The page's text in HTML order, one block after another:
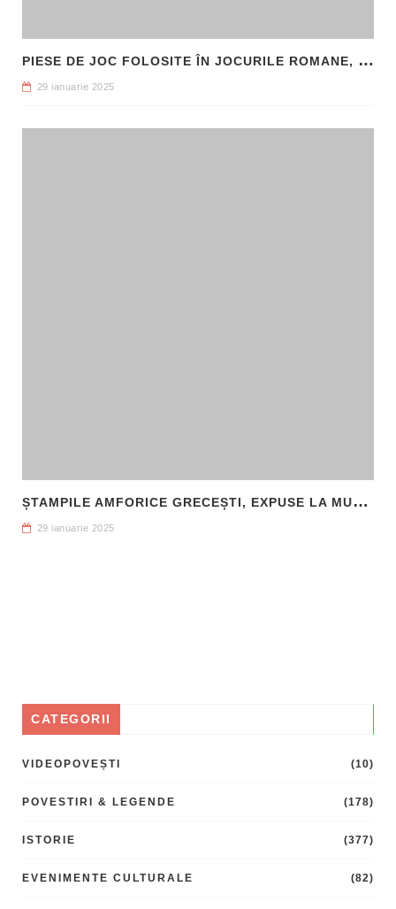
P
IESE DE JOC FOLOSITE ÎN JOCURILE ROMANE, DESCOPERITE LA HADRIANOPOLIS
29 ianuarie 2025
Ș
TAMPILE AMFORICE GRECEȘTI, EXPUSE LA MUZEUL DE ARHEOLOGIE CALLATIS MANGALIA
29 ianuarie 2025
CATEGORII
VIDEOPOVEȘTI (10)
POVESTIRI & LEGENDE (178)
ISTORIE (377)
EVENIMENTE CULTURALE (82)